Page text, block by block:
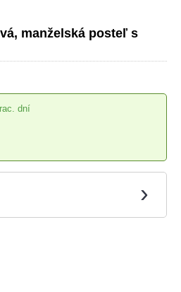
manželská posteľ s
dní
›